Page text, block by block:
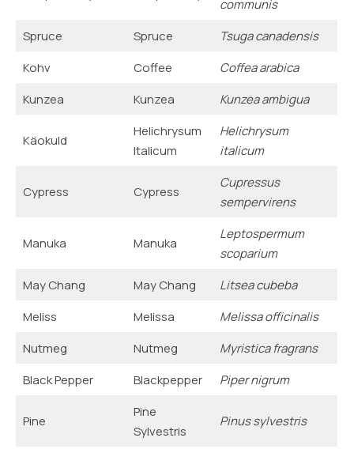
communis
Spruce
Spruce
Tsuga canadensis
Kohv
Coffee
Coffea arabica
Kunzea
Kunzea Kunzea ambigua
Käokuld
Helichrysum
Italicum
Helichrysum
italicum
Cypress Cypress
Cupressus
sempervirens
Manuka Manuka
Leptospermum
scoparium
May Chang
May Chang
Litsea cubeba
Meliss
Melissa
Melissa officinalis
Nutmeg
Nutmeg
Myristica fragrans
Black Pepper
Blackpepper Piper nigrum
Pine
Pine
Sylvestris
Pinus sylvestris